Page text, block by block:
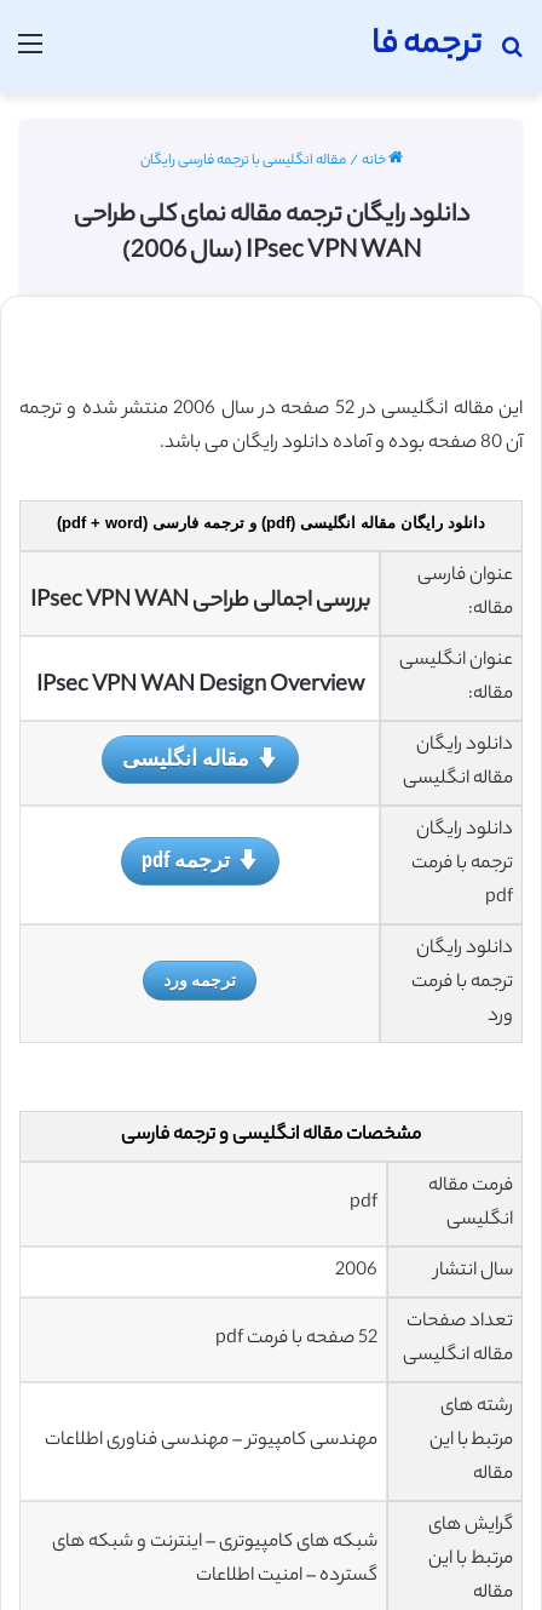
ترجمه فا
جستجو برای
خانه/مقاله انگلیسی با ترجمه فارسی رایگان
دانلود رایگان ترجمه مقاله نمای کلی طراحی
IPsec VPN WAN (سال 2006)
این مقاله انگلیسی در 52 صفحه در سال 2006 منتشر شده و ترجمه
آن 80 صفحه بوده و آماده دانلود رایگان می باشد.
دانلود رایگان مقاله انگلیسی (pdf) و ترجمه فارسی (pdf + word)
عنوان فارسی
مقاله:
بررسی اجمالی طراحی IPsec VPN WAN
عنوان انگلیسی
مقاله:
IPsec VPN WAN Design Overview
دانلود رایگان
مقاله انگلیسی
مقاله انگلیسی
دانلود رایگان
ترجمه با فرمت
pdf
ترجمه pdf
دانلود رایگان
ترجمه با فرمت
ورد
ترجمه ورد
مشخصات مقاله انگلیسی و ترجمه فارسی
فرمت مقاله
انگلیسی
pdf
سال انتشار
2006
تعداد صفحات
مقاله انگلیسی
52 صفحه با فرمت pdf
رشته های
مرتبط با این
مقاله
مهندسی کامپیوتر – مهندسی فناوری اطلاعات
گرایش های
مرتبط با این
مقاله
شبکه های کامپیوتری – اینترنت و شبکه های
گسترده – امنیت اطلاعات